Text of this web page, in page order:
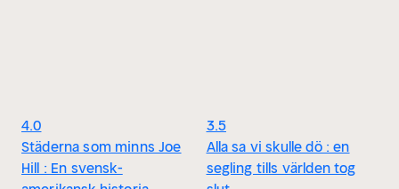
4.0
Städerna som minns Joe
Hill : En svensk-
3.5
Alla sa vi skulle dö : en
segling tills världen tog